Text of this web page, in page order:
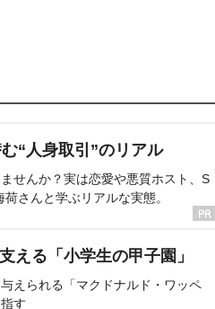
“人身取引”のリアル
せんか？実は恋愛や悪質ホスト、S
さんと学ぶリアルな実態。
える「小学生の甲子園」
えられる「マクドナルド・ワッペ
す